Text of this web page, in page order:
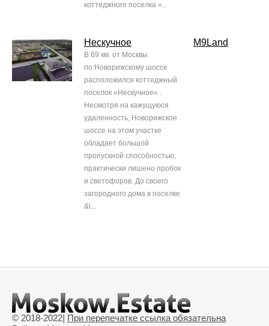
коттеджного поселка «...
Нескучное
В 69 км. от Москвы
по Новорижскому шоссе
расположился коттеджный
поселок «Нескучное» .
Несмотря на кажущуюся
удаленность, Новорижское
шоссе на этом участке
обладает большой
пропускной способностью,
практически лишено пробок
и светофоров. До своего
загородного дома в поселке
&l...
M9Land
© 2018-2022| При перепечатке ссылка обязательна